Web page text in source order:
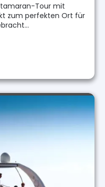
Tour mit
zum perfekten Ort für